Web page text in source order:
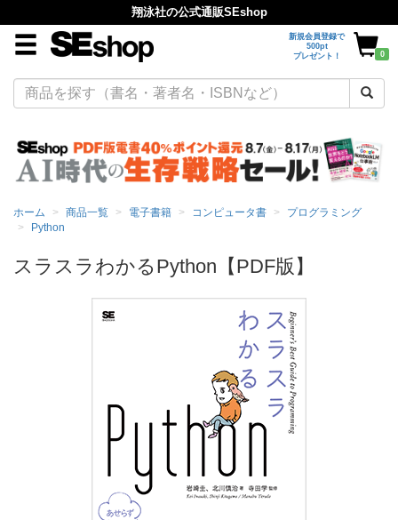
翔泳社の公式通販SEshop
新規会員登録で
500pt
プレゼント！
0
ホーム 商品一覧 電子書籍 コンピュータ書
プログラミング
Python
スラスラわかるPython【PDF版】